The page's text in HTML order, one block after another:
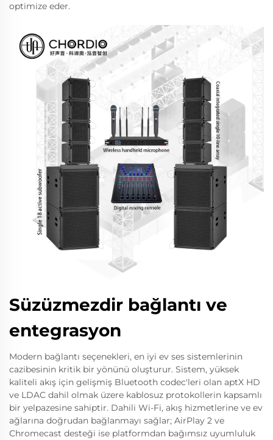
optimize eder.
Süzüzmezdir bağlantı ve
entegrasyon
Modern bağlantı seçenekleri, en iyi ev ses sistemlerinin
cazibesinin kritik bir yönünü oluşturur. Sistem, yüksek
kaliteli akış için gelişmiş Bluetooth codec'leri olan aptX HD
ve LDAC dahil olmak üzere kablosuz protokollerin kapsamlı
bir yelpazesine sahiptir. Dahili Wi-Fi, akış hizmetlerine ve ev
ağlarına doğrudan bağlanmayı sağlar; AirPlay 2 ve
Chromecast desteği ise platformdan bağımsız uyumluluk